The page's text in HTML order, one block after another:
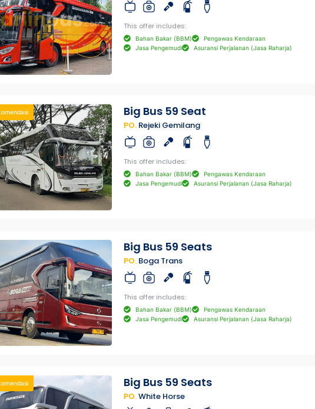
This offer includes:
Bahan Bakar (BBM)
Pengawas Kendaraan
Jasa Pengemudi
Asuransi Perjalanan (Jasa Raharja)
Big Bus 59 Seat
PO. Rejeki Gemilang
This offer includes:
Bahan Bakar (BBM)
Pengawas Kendaraan
Jasa Pengemudi
Asuransi Perjalanan (Jasa Raharja)
Big Bus 59 Seats
PO. Boga Trans
This offer includes:
Bahan Bakar (BBM)
Pengawas Kendaraan
Jasa Pengemudi
Asuransi Perjalanan (Jasa Raharja)
Big Bus 59 Seats
PO.White Horse